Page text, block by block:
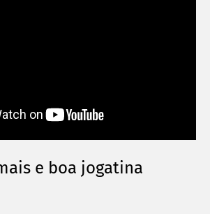
e boa jogatina